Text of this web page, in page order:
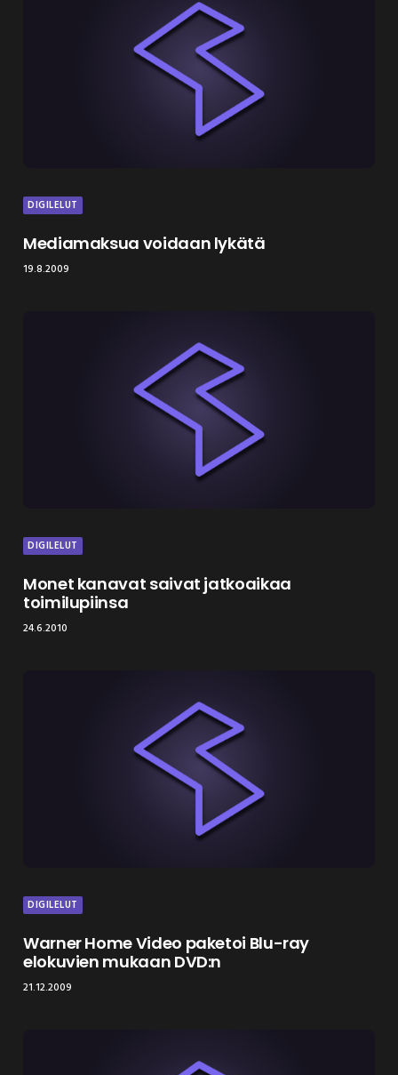
DIGILELUT
Mediamaksua voidaan lykätä
19.8.2009
DIGILELUT
Monet kanavat saivat jatkoaikaa
toimilupiinsa
24.6.2010
DIGILELUT
Warner Home Video paketoi Blu-ray
elokuvien mukaan DVD:n
21.12.2009